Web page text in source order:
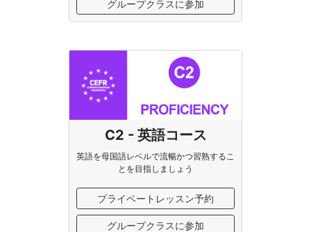
グループクラスに参加
C2 - 英語コース
英語を母国語レベルで流暢かつ習熟するこ
とを目指しましょう
プライベートレッスン予約
グループクラスに参加